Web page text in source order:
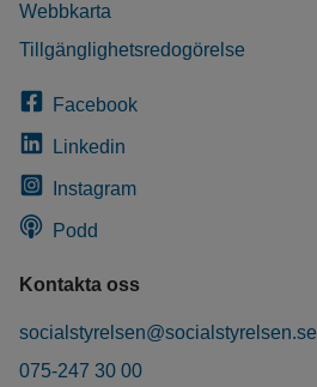
Webbkarta
Tillgänglighetsredogörelse
Facebook
Linkedin
Instagram
Podd
Kontakta oss
socialstyrelsen@socialstyrelsen.se
075-247 30 00